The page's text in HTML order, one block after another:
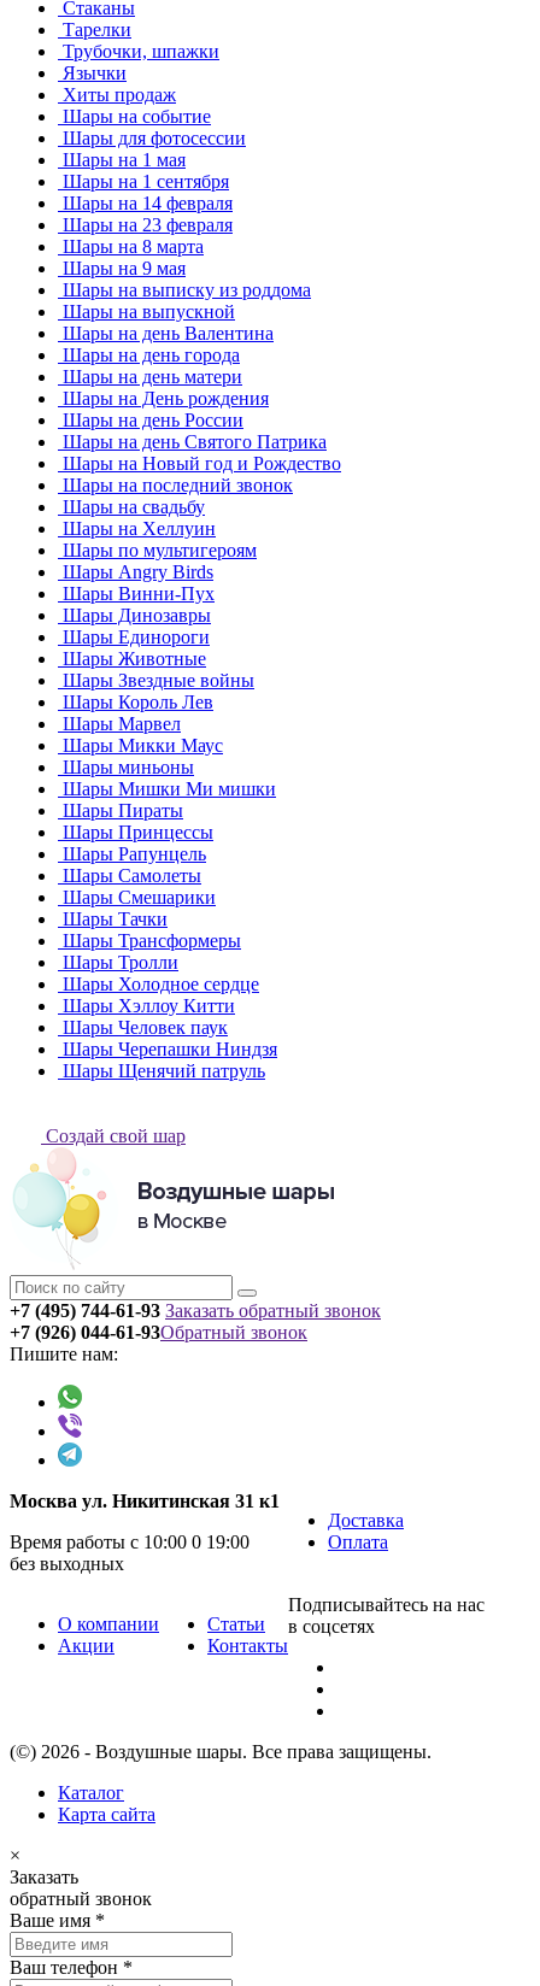
Стаканы
Тарелки
Трубочки, шпажки
Язычки
Хиты продаж
Шары на событие
Шары для фотосессии
Шары на 1 мая
Шары на 1 сентября
Шары на 14 февраля
Шары на 23 февраля
Шары на 8 марта
Шары на 9 мая
Шары на выписку из роддома
Шары на выпускной
Шары на день Валентина
Шары на день города
Шары на день матери
Шары на День рождения
Шары на день России
Шары на день Святого Патрика
Шары на Новый год и Рождество
Шары на последний звонок
Шары на свадьбу
Шары на Хеллуин
Шары по мультигероям
Шары Angry Birds
Шары Винни-Пух
Шары Динозавры
Шары Единороги
Шары Животные
Шары Звездные войны
Шары Король Лев
Шары Марвел
Шары Микки Маус
Шары миньоны
Шары Мишки Ми мишки
Шары Пираты
Шары Принцессы
Шары Рапунцель
Шары Самолеты
Шары Смешарики
Шары Тачки
Шары Трансформеры
Шары Тролли
Шары Холодное сердце
Шары Хэллоу Китти
Шары Человек паук
Шары Черепашки Ниндзя
Шары Щенячий патруль
Создай свой шар
+7 (495) 744-61-93 Заказать обратный звонок
+7 (926) 044-61-93
Пишите нам:
Обратный звонок
Москва ул. Никитинская 31 к1
Время работы с 10:00 0 19:00
без выходных
Доставка
Оплата
О компании
Акции
Статьи
Контакты
Подписывайтесь на нас
в соцсетях
(©) 2026 - Воздушные шары. Все права защищены.
Каталог
Карта сайта
×
Заказать
обратный звонок
Ваше имя *
Ваш телефон *